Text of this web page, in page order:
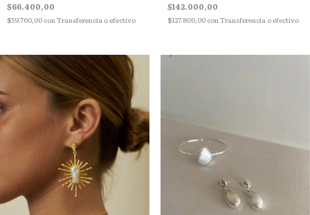
$66.400,00
$59.760,00 conTransferencia o efectivo
$142.000,00
$127.800,00 conTransferencia o efectivo